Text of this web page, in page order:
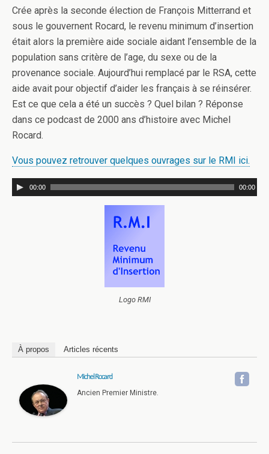
Crée après la seconde élection de François Mitterrand et
sous le gouvernent Rocard, le revenu minimum d’insertion
était alors la première aide sociale aidant l’ensemble de la
population sans critère de l’age, du sexe ou de la
provenance sociale. Aujourd’hui remplacé par le RSA, cette
aide avait pour objectif d’aider les français à se réinsérer.
Est ce que cela a été un succès ? Quel bilan ? Réponse
dans ce podcast de 2000 ans d’histoire avec Michel
Rocard.
Vous pouvez retrouver quelques ouvrages sur le RMI ici.
00:00 00:00
Logo RMI
À propos Articles récents
Michel Rocard
Ancien Premier Ministre.